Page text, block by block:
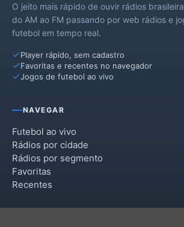
O jeito mais rápido de ouvir rádios
do AM ao FM passando por web rádios e
futebol em tempo real.
Player rápido, sem cadastro
Favoritas e recentes no navegador
Jogos de futebol ao vivo
NAVEGAR
Futebol ao vivo
Rádios por cidade
Rádios por segmento
Favoritas
Recentes